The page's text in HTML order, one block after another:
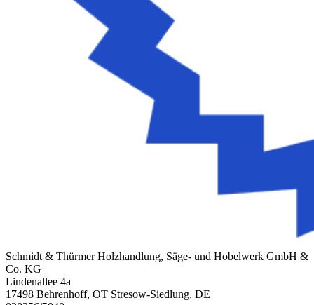
Schmidt & Thürmer Holzhandlung, Säge- und Hobelwerk GmbH &
Co. KG
Lindenallee 4a
17498 Behrenhoff, OT Stresow-Siedlung, DE